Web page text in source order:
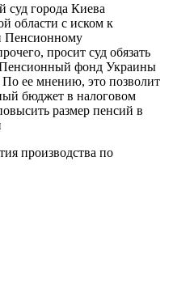
города Киева
области с иском к
Пенсионному
просит суд обязать
фонд Украины
ее мнению, это позволит
бюджет в налоговом
размер пенсий в
производства по